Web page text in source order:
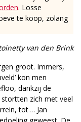
. Losse
te koop, zolang
van den Brink
groot. Immers,
kon men
dankzij de
stortten zich met veel
tot … Jan